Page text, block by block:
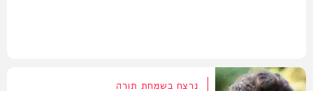
נרצח בשמחת תורה